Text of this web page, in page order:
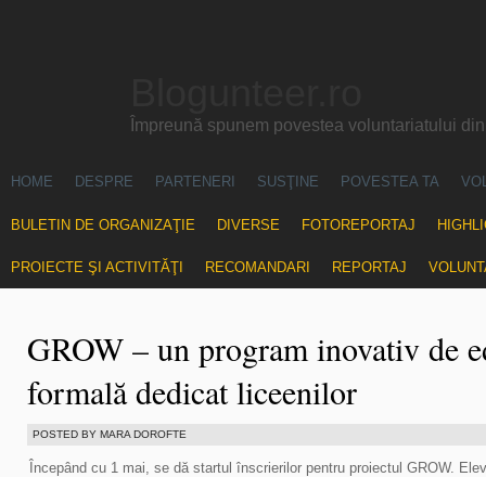
Împreună spunem povestea voluntariatului
HOME DESPRE PARTENERI SUSŢINE POVESTEA TA
BULETIN DE ORGANIZAŢIE DIVERSE FOTOREPORTAJ
PROIECTE ŞI ACTIVITĂŢI RECOMANDARI REPORTAJ
GROW – un program inovativ de
formală dedicat liceenilor
POSTED BY MARA DOROFTE
Începând cu 1 mai, se dă startul înscrierilor pentru proiectul GROW.